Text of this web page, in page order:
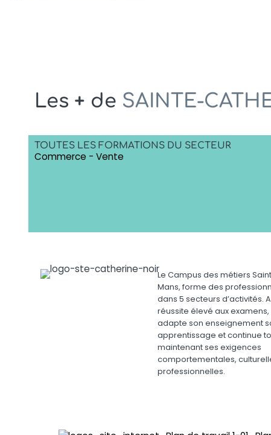
Les + de SAINTE-
TOUTES LES FORMATIONS DU SECTEUR
Commerce - Vente
Le Campus des métiers
Mans, forme des
dans 5 secteurs d’activités.
réussite élevé aux
adapte son enseignement
apprentissage et continue
maintenant ses exigences
comportementales,
professionnelles.